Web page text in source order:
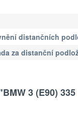
distančních
za distanční
3 (E90)